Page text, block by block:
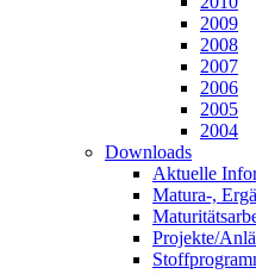
2009
2008
2007
2006
2005
2004
Downloads
Aktuelle
Matura-,
Projekte/